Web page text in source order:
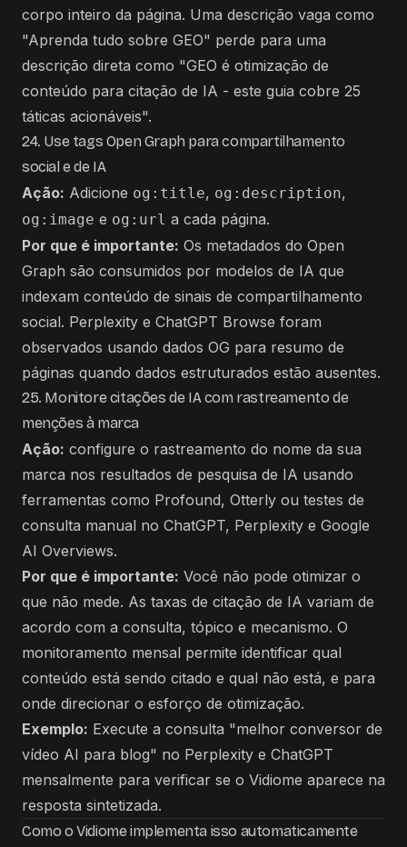
corpo inteiro da página. Uma descrição vaga como
"Aprenda tudo sobre GEO" perde para uma
descrição direta como "GEO é otimização de
conteúdo para citação de IA - este guia cobre 25
táticas acionáveis".
24. Use tags Open Graph para compartilhamento
social e de IA
Ação: Adicione og:title, og:description,
og:image e og:url a cada página.
Por que é importante: Os metadados do Open
Graph são consumidos por modelos de IA que
indexam conteúdo de sinais de compartilhamento
social. Perplexity e ChatGPT Browse foram
observados usando dados OG para resumo de
páginas quando dados estruturados estão ausentes.
25. Monitore citações de IA com rastreamento de
menções à marca
Ação: configure o rastreamento do nome da sua
marca nos resultados de pesquisa de IA usando
ferramentas como Profound, Otterly ou testes de
consulta manual no ChatGPT, Perplexity e Google
AI Overviews.
Por que é importante: Você não pode otimizar o
que não mede. As taxas de citação de IA variam de
acordo com a consulta, tópico e mecanismo. O
monitoramento mensal permite identificar qual
conteúdo está sendo citado e qual não está, e para
onde direcionar o esforço de otimização.
Exemplo: Execute a consulta "melhor conversor de
vídeo AI para blog" no Perplexity e ChatGPT
mensalmente para verificar se o Vidiome aparece na
resposta sintetizada.
Como o Vidiome implementa isso automaticamente